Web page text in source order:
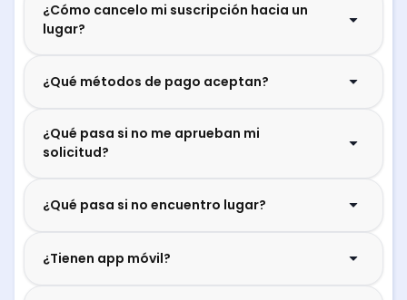
¿Cómo cancelo mi suscripción hacia un
lugar?
¿Qué métodos de pago aceptan?
¿Qué pasa si no me aprueban mi
solicitud?
¿Qué pasa si no encuentro lugar?
¿Tienen app móvil?